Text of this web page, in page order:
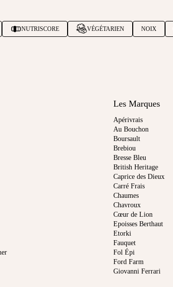
NUTRISCORE VÉGÉTARIEN NOIX
Les Marques
Apérivrais
Au Bouchon
Boursault
Brebiou
Bresse Bleu
British Heritage
Caprice des Dieux
Carré Frais
Chaumes
Chavroux
Cœur de Lion
Epoisses Berthaut
Etorki
Fauquet
Fol Épi
Ford Farm
Giovanni Ferrari